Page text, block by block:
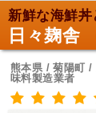
新鮮な海鮮
日々麹舎
熊本県 / 菊陽町 /
味料製造業者